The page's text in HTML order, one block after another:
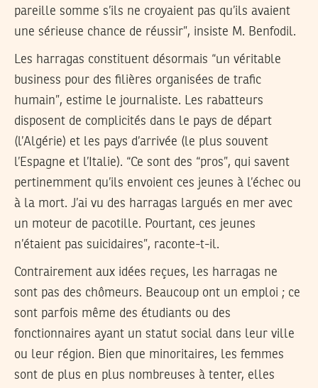
pareille somme s’ils ne croyaient pas qu’ils avaient
une sérieuse chance de réussir”, insiste M. Benfodil.
Les harragas constituent désormais “un véritable
business pour des filières organisées de trafic
humain”, estime le journaliste. Les rabatteurs
disposent de complicités dans le pays de départ
(l’Algérie) et les pays d’arrivée (le plus souvent
l’Espagne et l’Italie). “Ce sont des “pros”, qui savent
pertinemment qu’ils envoient ces jeunes à l’échec ou
à la mort. J’ai vu des harragas largués en mer avec
un moteur de pacotille. Pourtant, ces jeunes
n’étaient pas suicidaires”, raconte-t-il.
Contrairement aux idées reçues, les harragas ne
sont pas des chômeurs. Beaucoup ont un emploi ; ce
sont parfois même des étudiants ou des
fonctionnaires ayant un statut social dans leur ville
ou leur région. Bien que minoritaires, les femmes
sont de plus en plus nombreuses à tenter, elles